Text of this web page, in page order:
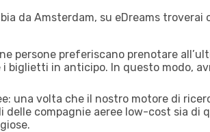
da Amsterdam, su eDreams
persone preferiscano prenotare
biglietti in anticipo. In questo modo,
una volta che il nostro motore di
delle compagnie aeree low-cost sia